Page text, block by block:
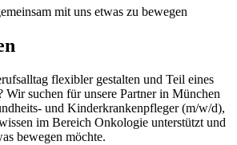
mit uns etwas zu bewegen
flexibler gestalten und Teil eines
Wir suchen für unsere Partner in München
und Kinderkrankenpfleger (m/w/d),
im Bereich Onkologie unterstützt und
bewegen möchte.